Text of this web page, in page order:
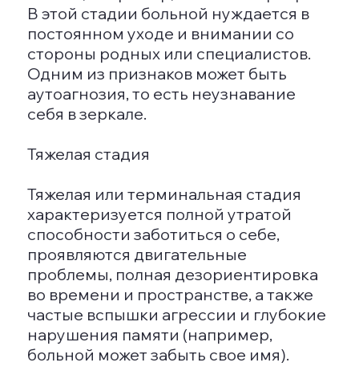
Если вы решили заботиться о
больном на дому, вот несколько
рекомендаций для улучшения его
психоэмоционального состояния.
Прежде всего, общайтесь позитивно.
Ведите разговоры в спокойной и
вежливой манере, чаще называя
человека по имени. Формулируйте
свои мысли простым и лаконичным
Лучше задавать короткие вопросы, на
которые можно ответить «да» или
более развернутый ответ, дайте
подсказку. Будьте терпеливы и
повторяйте вопросы столько раз,
сколько необходимо. Помогайте
больному запоминать детали,
события, даты и имена, обсуждая их в
ходе ежедневных разговоров.
Также важно соблюдать распорядок
дня, обеспечивать регулярные
прогулки на свежем воздухе,
полноценное питание и достаточное